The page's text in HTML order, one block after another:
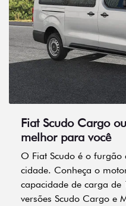
Fiat Scudo Cargo
melhor para você
O Fiat Scudo é o
cidade. Conheça o
capacidade de carga
versões Scudo Cargo e